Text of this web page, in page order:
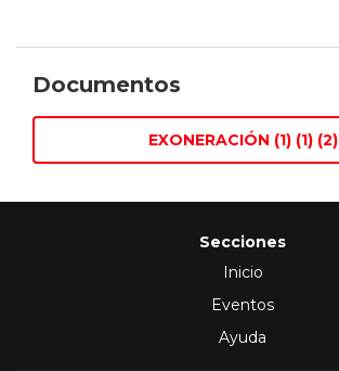
Documentos
EXONERACIÓN (1) (1) (2)
Secciones
Inicio
Eventos
Ayuda